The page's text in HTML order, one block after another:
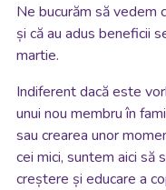
Ne bucurăm să vedem
și că au adus beneficii
martie.
Indiferent dacă este
unui nou membru în
sau crearea unor
cei mici, suntem aici să
creștere și educare a